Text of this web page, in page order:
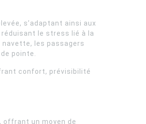
s’adaptant ainsi aux
le stress lié à la
navette, les passagers
pointe.
confort, prévisibilité
offrant un moyen de